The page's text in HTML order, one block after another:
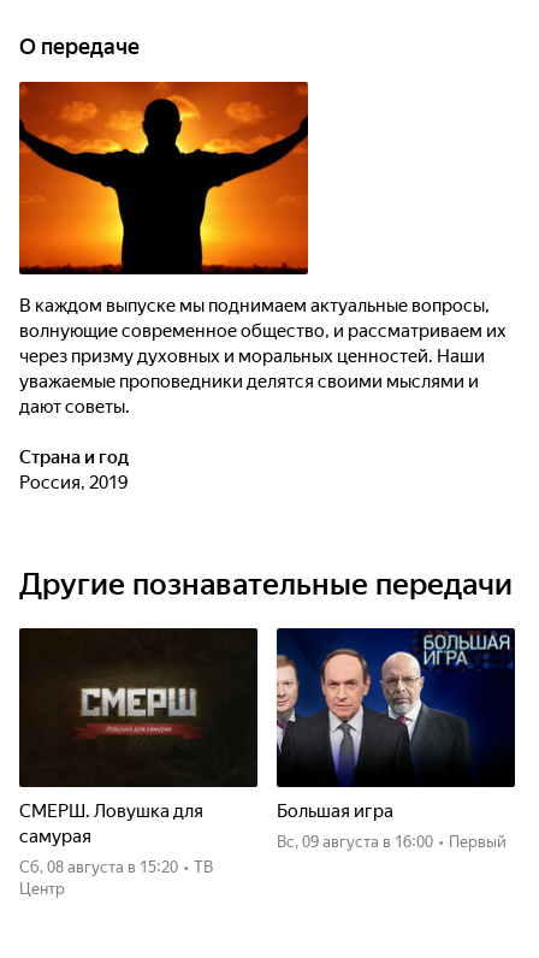
О передаче
В каждом выпуске мы поднимаем актуальные вопросы,
волнующие современное общество, и рассматриваем их
через призму духовных и моральных ценностей. Наши
уважаемые проповедники делятся своими мыслями и
дают советы.
Страна и год
Россия, 2019
Другие познавательные передачи
СМЕРШ. Ловушка для
самурая
сб, 08 августа в 15:20 • ТВ
Центр
Большая игра
вс, 09 августа в 16:00 • Первый